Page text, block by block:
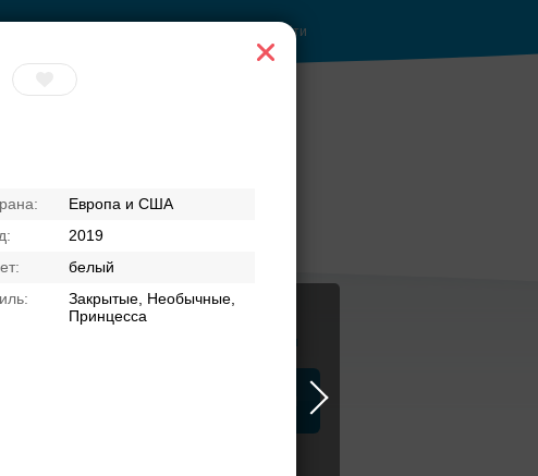
Европа и США
2019
белый
Закрытые, Необычные,
Принцесса
Войти
Журнал